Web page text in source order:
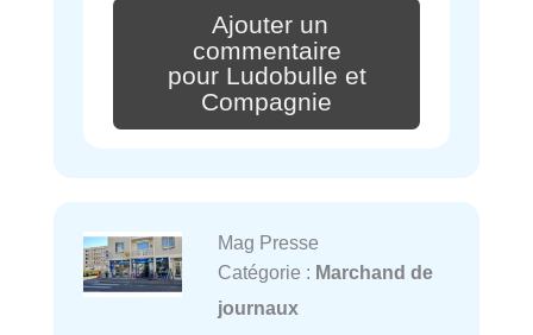
Ajouter un
commentaire
pour Ludobulle et
Compagnie
Mag Presse
Catégorie : Marchand de
journaux